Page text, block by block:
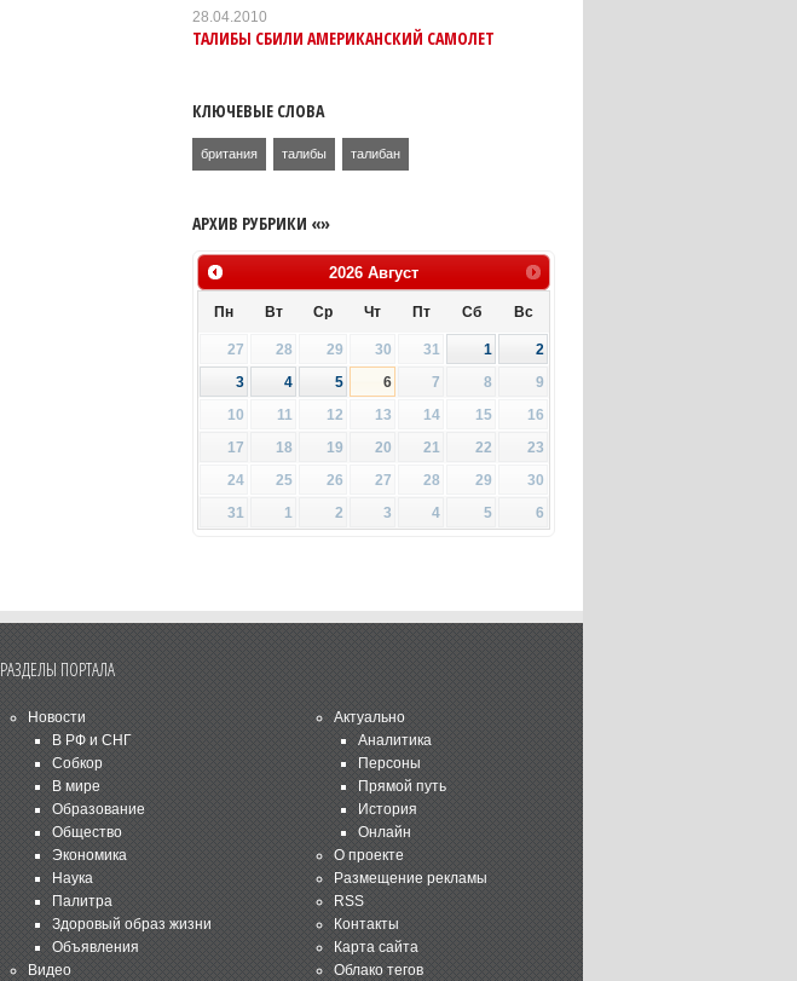
28.04.2010
ТАЛИБЫ СБИЛИ АМЕРИКАНСКИЙ САМОЛЕТ
КЛЮЧЕВЫЕ СЛОВА
британия талибы талибан
АРХИВ РУБРИКИ «»
2026 Август
Пн Вт Ср Чт Пт Сб Вс
27 28 29 30 31 1
2
3
4 5 6 7 8
9
10
11 12 13 14 15
16
17
18 19 20 21 22
23
24
25 26 27 28 29
30
31
1 2 3 4 5 6
РАЗДЕЛЫ ПОРТАЛА
Новости
В РФ и СНГ
Собкор
В мире
Образование
Общество
Экономика
Наука
Палитра
Здоровый образ жизни
Объявления
Видео
Актуально
Аналитика
Персоны
Прямой путь
История
Онлайн
О проекте
Размещение рекламы
RSS
Контакты
Карта сайта
Облако тегов